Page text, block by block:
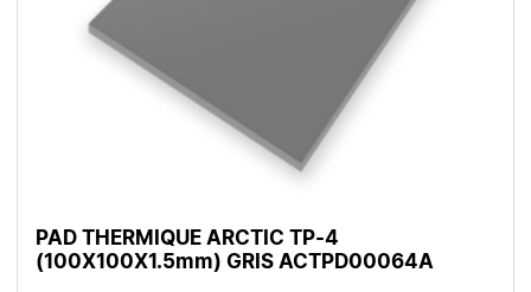
PAD THERMIQUE ARCTIC TP-4
(100X100X1.5mm) GRIS ACTPD00064A